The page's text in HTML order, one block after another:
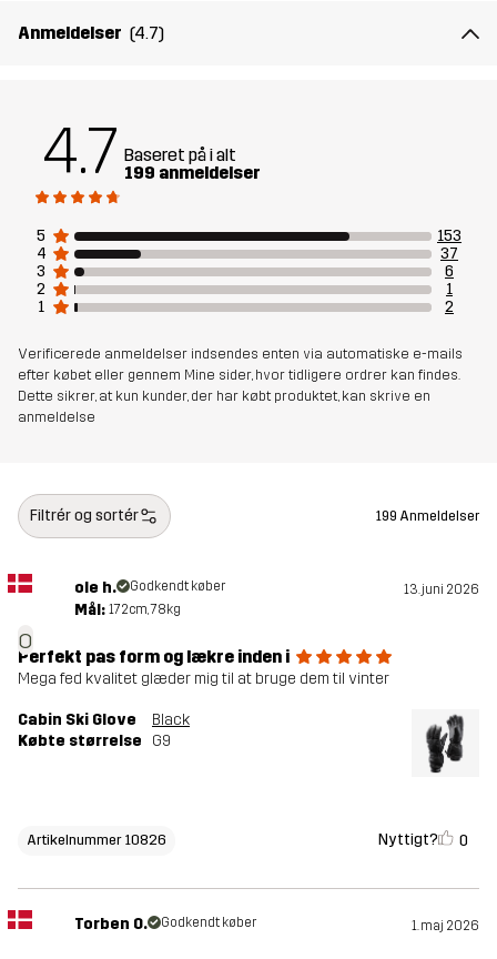
Anmeldelser (4.7)
4.7 Baseret på i alt
199 anmeldelser
5
153
4
37
3
6
2
1
1
2
Verificerede anmeldelser indsendes enten via automatiske e-mails
efter købet eller gennem Mine sider, hvor tidligere ordrer kan findes.
Dette sikrer, at kun kunder, der har købt produktet, kan skrive en
anmeldelse
Filtrér og sortér 199 Anmeldelser
o
ole h. Godkendt køber 13. juni 2026
Mål: 172cm, 78kg
Perfekt pas form og lækre inden i
Mega fed kvalitet glæder mig til at bruge dem til vinter
Cabin Ski Glove
Black
Købte størrelse
G9
Artikelnummer 10826 Nyttigt? 0
Torben O. Godkendt køber 1. maj 2026